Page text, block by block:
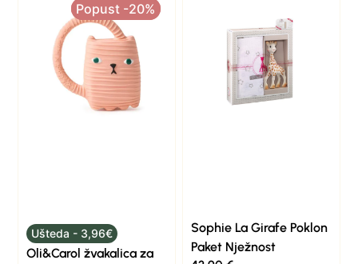
Popust -20%
Popust -20%
Ušteda - 3,96€
Oli&Carol žvakalica za
Sophie La Girafe Poklon
Paket Nježnost